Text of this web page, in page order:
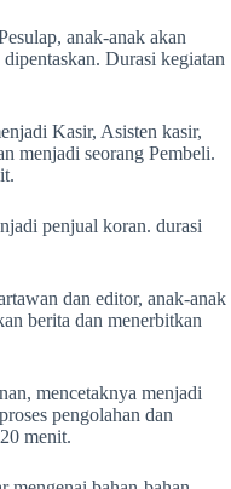
anak-anak akan
Durasi kegiatan
Kasir, Asisten kasir,
menjadi seorang Pembeli.
penjual koran. durasi
dan editor, anak-anak
berita dan menerbitkan
mencetaknya menjadi
pengolahan dan
menit.